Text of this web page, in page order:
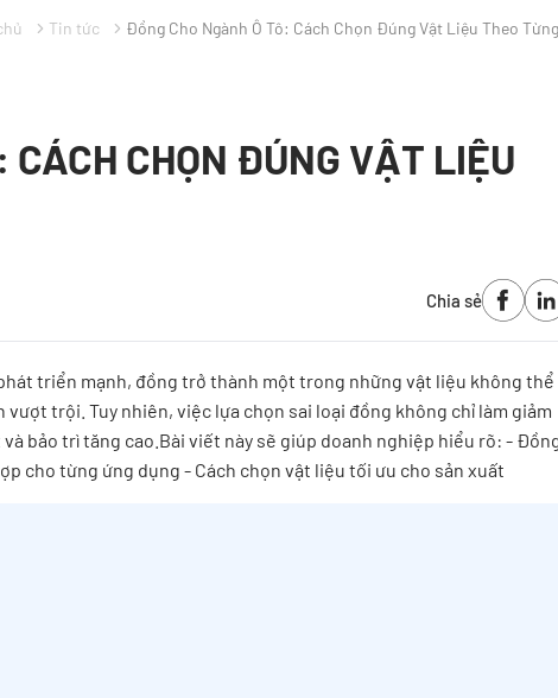
Tin tức Đồng Cho Ngành Ô Tô: Cách Chọn Đúng Vật Liệu Theo
CÁCH CHỌN ĐÚNG VẬT LIỆU
Chia sẻ
triển mạnh, đồng trở thành một trong những vật liệu không thể
trội. Tuy nhiên, việc lựa chọn sai loại đồng không chỉ làm giảm
bảo trì tăng cao.Bài viết này sẽ giúp doanh nghiệp hiểu rõ: -
cho từng ứng dụng - Cách chọn vật liệu tối ưu cho sản xuất